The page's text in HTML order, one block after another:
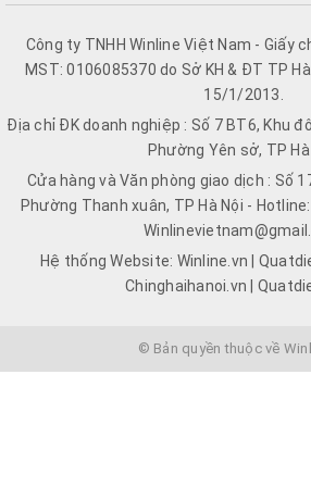
Công ty TNHH Winline Việt Nam - Giấy
MST: 0106085370 do Sở KH & ĐT TP
15/1/2013.
Địa chỉ ĐK doanh nghiệp : Số 7 BT6, Khu
Phường Yên sở, TP Hà
Cửa hàng và Văn phòng giao dịch : Số
Phường Thanh xuân, TP Hà Nội -
Hệ thống Website: Winline.vn |
Chinghaihanoi.vn |
© Bản quyền thuộc về